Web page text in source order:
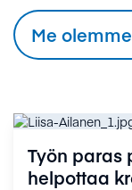
Me
Työn paras
helpottaa